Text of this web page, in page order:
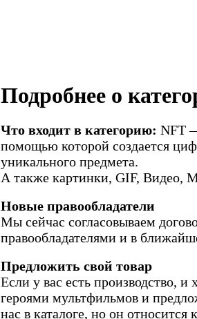
Подробнее о
Что входит в категорию: NFT
помощью которой создается
уникального предмета.
А также картинки, GIF, Видео,
Новые правообладатели
Мы сейчас согласовываем
правообладателями и в
Предложить свой товар
Если у вас есть производство,
героями мультфильмов и
нас в каталоге, но он относится